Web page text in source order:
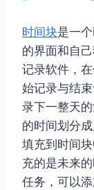
时间块是一
的界面和自
记录软件，
始记录与结
录下一整天
的时间划分
填充到时间
充的是未来
任务，可以